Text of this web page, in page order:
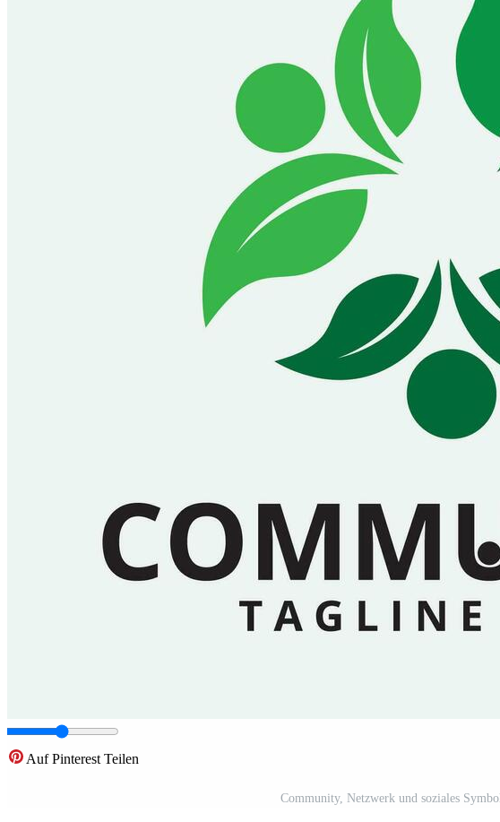
Auf Pinterest Teilen
Community, Netzwerk und soziales